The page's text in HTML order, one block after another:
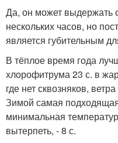
Да, он может выдержать
нескольких часов, но
является губительным
В тёплое время года
хлорофитрума 23 с. в
где нет сквозняков,
Зимой самая
минимальная
вытерпеть, - 8 с.